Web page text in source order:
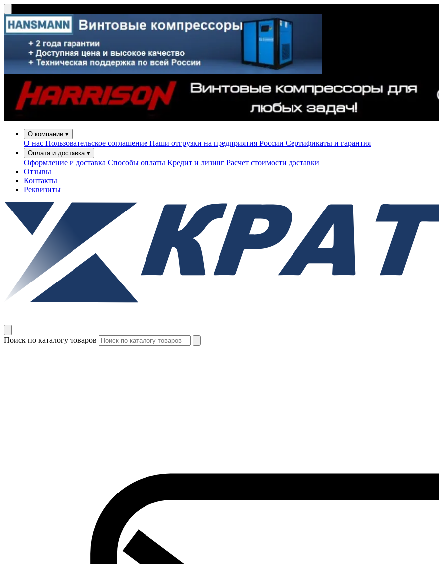
О компании ▾
О нас Пользовательское соглашение Наши отгрузки на предприятия России Сертификаты и гарантия
Оплата и доставка ▾
Оформление и доставка Способы оплаты Кредит и лизинг Расчет стоимости доставки
Отзывы
Контакты
Реквизиты
Поиск по каталогу товаров